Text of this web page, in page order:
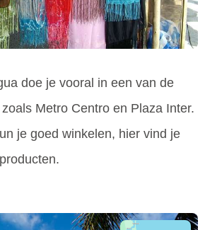
doe je vooral in een van de
Metro Centro en Plaza Inter.
je goed winkelen, hier vind je